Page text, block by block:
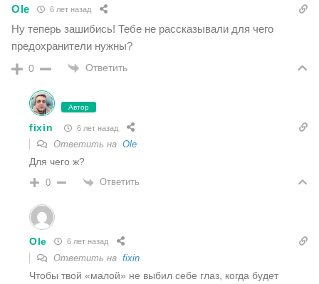
Ole 6 лет назад
Ну теперь зашибись! Тебе не рассказывали для чего
предохранители нужны?
0 Ответить
Автор
fixin 6 лет назад
Ответить на Ole
Для чего ж?
0 Ответить
Ole 6 лет назад
Ответить на fixin
Чтобы твой «малой» не выбил себе глаз, когда будет